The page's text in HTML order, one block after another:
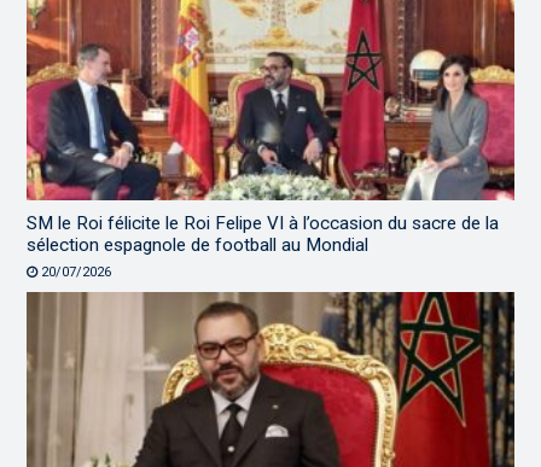
SM le Roi félicite le Roi Felipe VI à l’occasion du sacre de la
sélection espagnole de football au Mondial
20/07/2026